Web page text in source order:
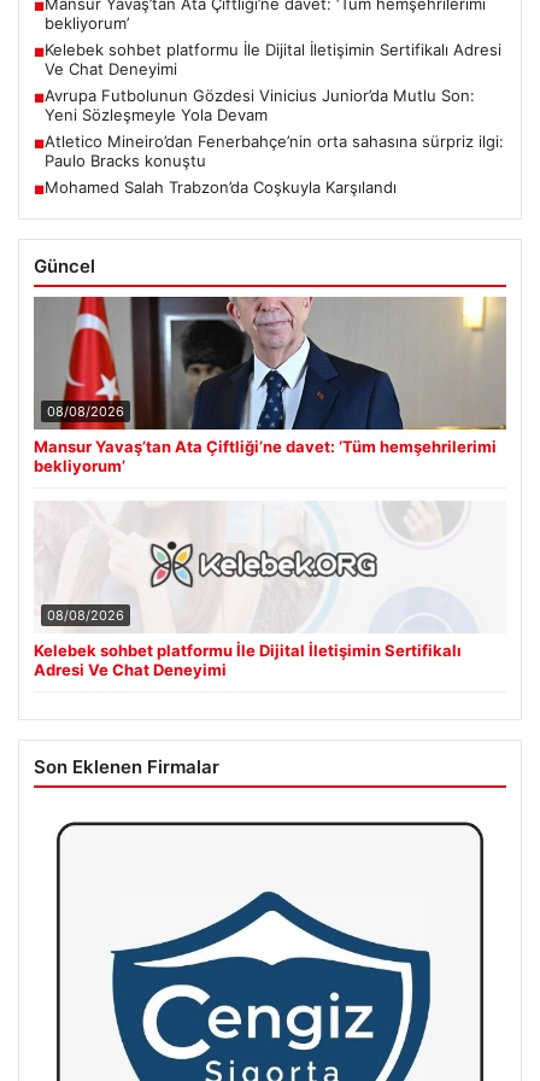
■
bekliyorum’
■Kelebek sohbet platformu İle Dijital İletişimin Sertifikalı Adresi
Ve Chat Deneyimi
■Avrupa Futbolunun Gözdesi Vinicius Junior’da Mutlu Son:
Yeni Sözleşmeyle Yola Devam
■Atletico Mineiro’dan Fenerbahçe’nin orta sahasına sürpriz ilgi:
Paulo Bracks konuştu
■Mohamed Salah Trabzon’da Coşkuyla Karşılandı
Güncel
08/08/2026
Mansur Yavaş’tan Ata Çiftliği’ne davet: ‘Tüm hemşehrilerimi
bekliyorum’
08/08/2026
Kelebek sohbet platformu İle Dijital İletişimin Sertifikalı
Adresi Ve Chat Deneyimi
Son Eklenen Firmalar